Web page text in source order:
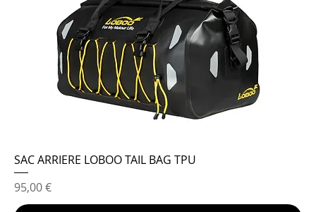
SAC ARRIERE LOBOO TAIL BAG TPU
Prix
95,00 €